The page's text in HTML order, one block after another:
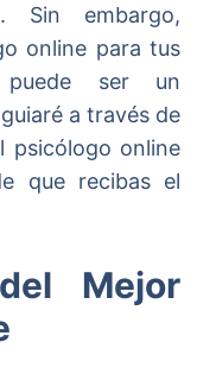
Sin embargo,
online para tus
puede ser un
a través de
psicólogo online
que recibas el
Mejor